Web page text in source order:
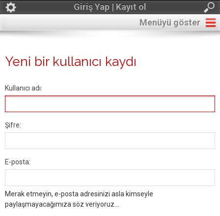
Giriş Yap | Kayıt ol
Menüyü göster
Yeni bir kullanıcı kaydı
Kullanıcı adı:
Şifre:
E-posta:
Merak etmeyin, e-posta adresinizi asla kimseyle
paylaşmayacağımıza söz veriyoruz...